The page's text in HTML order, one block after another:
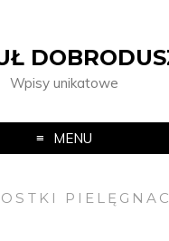
Wpisy unikatowe
MENU